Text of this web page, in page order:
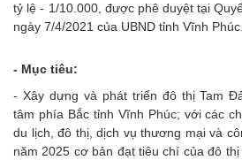
tỷ lệ - 1/10.000, được phê duyệt tại
ngày 7/4/2021 của UBND tỉnh Vĩnh Phúc.
- Mục tiêu:
- Xây dựng và phát triển đô thị Tam
tâm phía Bắc tỉnh Vĩnh Phúc; với các
du lịch, đô thị, dịch vụ thương mại và
năm 2025 cơ bản đạt tiêu chí của đô